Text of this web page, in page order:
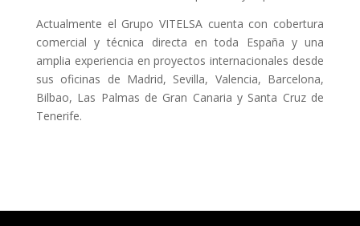
Actualmente el Grupo VITELSA cuenta con cobertura
comercial y técnica directa en toda España y una
amplia experiencia en proyectos internacionales desde
sus oficinas de Madrid, Sevilla, Valencia, Barcelona,
Bilbao, Las Palmas de Gran Canaria y Santa Cruz de
Tenerife.